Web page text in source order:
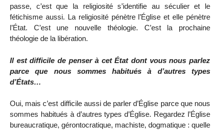
passe, c’est que la religiosité s’identifie au séculier et le
fétichisme aussi. La religiosité pénètre l’Église et elle pénètre
l’État. C’est une nouvelle théologie. C’est la prochaine
théologie de la libération.
Il est difficile de penser à cet État dont vous nous parlez
parce que nous sommes habitués à d’autres types
d’États…
Oui, mais c’est difficile aussi de parler d’Église parce que nous
sommes habitués à d’autres types d’Église. Regardez l’Église
bureaucratique, gérontocratique, machiste, dogmatique : quelle